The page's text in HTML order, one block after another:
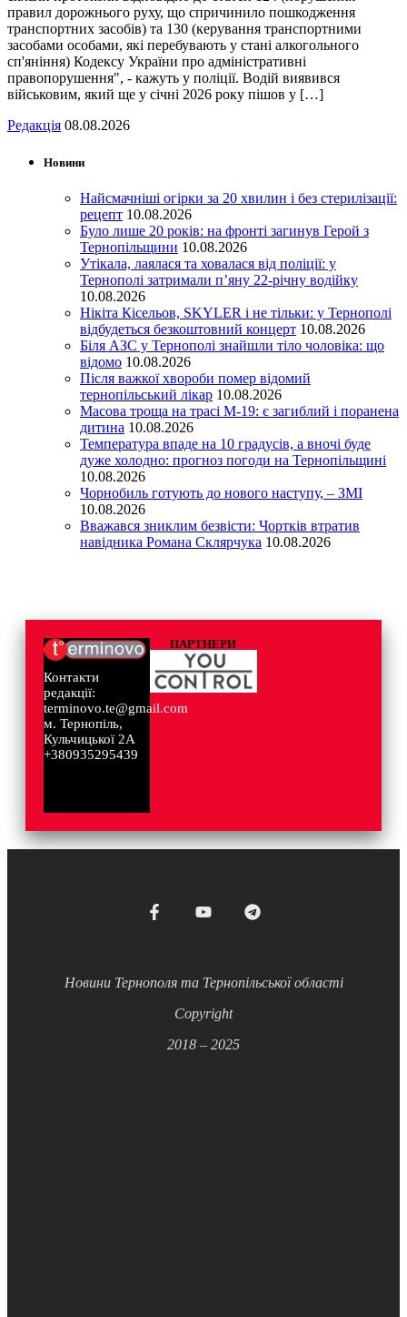
правил дорожнього руху, що спричинило пошкодження
транспортних засобів) та 130 (керування транспортними
засобами особами, які перебувають у стані алкогольного
сп'яніння) Кодексу України про адміністративні
правопорушення", - кажуть у поліції. Водій виявився
військовим, який ще у січні 2026 року пішов у […]
Редакція 08.08.2026
Новини
Найсмачніші огірки за 20 хвилин і без стерилізації:
рецепт 10.08.2026
Було лише 20 років: на фронті загинув Герой з
Тернопільщини 10.08.2026
Утікала, лаялася та ховалася від поліції: у
Тернополі затримали п’яну 22-річну водійку
10.08.2026
Нікіта Кісельов, SKYLER і не тільки: у Тернополі
відбудеться безкоштовний концерт 10.08.2026
Біля АЗС у Тернополі знайшли тіло чоловіка: що
відомо 10.08.2026
Після важкої хвороби помер відомий
тернопільський лікар 10.08.2026
Масова троща на трасі М-19: є загиблий і поранена
дитина 10.08.2026
Температура впаде на 10 градусів, а вночі буде
дуже холодно: прогноз погоди на Тернопільщині
10.08.2026
Чорнобиль готують до нового наступу, – ЗМІ
10.08.2026
Вважався зниклим безвісти: Чортків втратив
навідника Романа Склярчука 10.08.2026
Контакти
редакції:
terminovo.te@gmail.com
м. Тернопіль,
Кульчицької 2А
+380935295439
ПАРТНЕРИ
Новини Тернополя та Тернопільської області
Copyright
2018 – 2025